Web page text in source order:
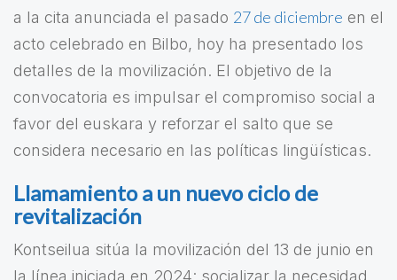
a la cita anunciada el pasado 27 de diciembre en el
acto celebrado en Bilbo, hoy ha presentado los
detalles de la movilización. El objetivo de la
convocatoria es impulsar el compromiso social a
favor del euskara y reforzar el salto que se
considera necesario en las políticas lingüísticas.
Llamamiento a un nuevo ciclo de
revitalización
Kontseilua sitúa la movilización del 13 de junio en
la línea iniciada en 2024: socializar la necesidad